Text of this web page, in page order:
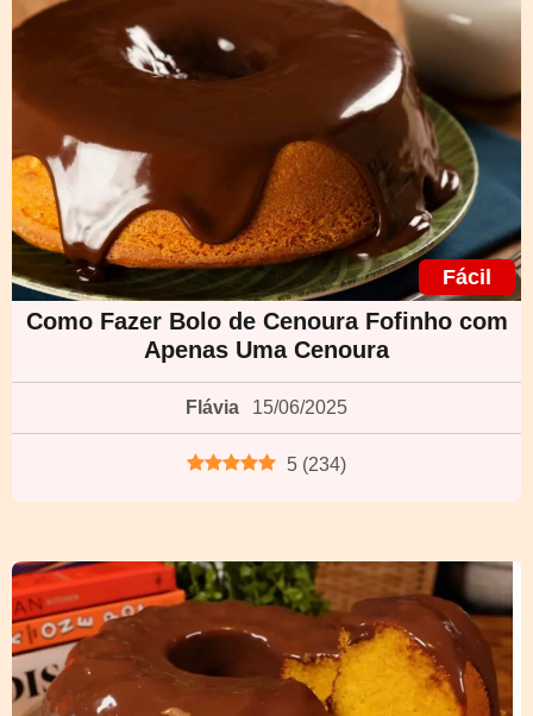
Fácil
Como Fazer Bolo de Cenoura Fofinho com
Apenas Uma Cenoura
Flávia 15/06/2025
5 (234)